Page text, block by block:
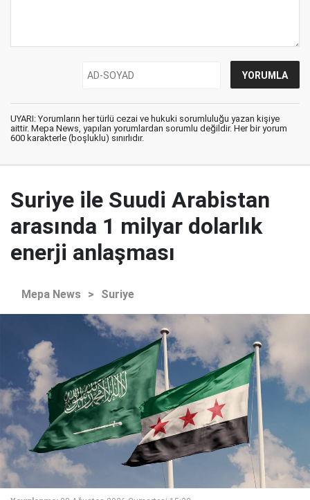
UYARI: Yorumların her türlü cezai ve hukuki sorumluluğu yazan kişiye
aittir. Mepa News, yapılan yorumlardan sorumlu değildir. Her bir yorum
600 karakterle (boşluklu) sınırlıdır.
Suriye ile Suudi Arabistan
arasında 1 milyar dolarlık
enerji anlaşması
Mepa News > Suriye